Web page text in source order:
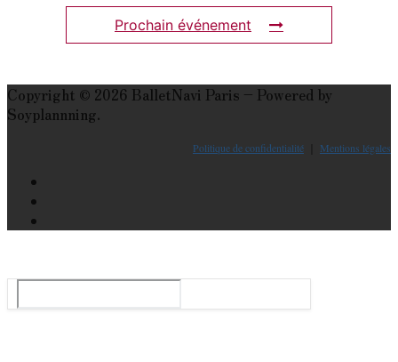
Prochain événement
Copyright © 2026 BalletNavi Paris – Powered by
Soyplannning.
Politique de confidentialité Mentions légales
: